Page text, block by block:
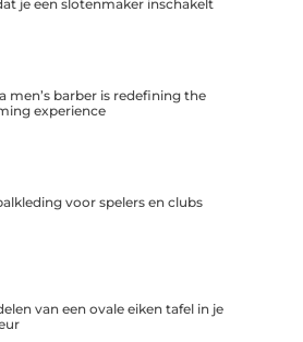
je een slotenmaker inschakelt
men’s barber is redefining the
experience
voor spelers en clubs
van een ovale eiken tafel in je